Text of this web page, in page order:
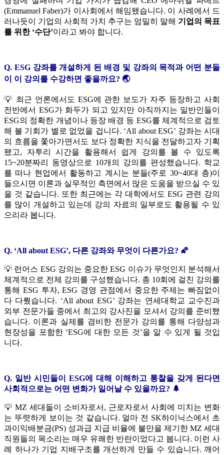
(Emmanuel Faber)가 이사회에서 해임됐습니다. 이 사례에서 드
러나듯이 기업의 사회적 가치 추구는 엄밀히 말해 기업의 목표
를 위한 ‘수단’이라고 봐야 합니다.
Q. ESG 강좌를 개설하게 된 배경 및 강좌의 목적과 어떤 분들
이 이 강의를 수강하면 좋을까요? 🌏
💡 최근 언론에서도 ESG에 관한 보도가 자주 등장하고 사회
전반에서 ESG가 화두가 되고 있지만 아직까지는 일반인들이
ESG의 정확한 개념이나 등장 배경 등 ESG를 체계적으로 검토
해 볼 기회가 별로 없었을 겁니다. ‘All about ESG’ 강좌는 시대
의 흐름을 쫓아가면서도 보다 정확한 지식을 전달하고자 기획
됐고, 자투리 시간을 활용해서 쉽게 강의를 볼 수 있도록
15~20분짜리 동영상으로 10개의 강의를 편성했습니다. 학교
를 떠나 현업에서 활동하고 계시는 분들(주로 30~40대 층)이
들으시면 이론과 실무적인 측면에서 많은 도움을 받으실 수 있
을 것 같습니다. 또한 최근에는 각 대학에서도 ESG 관련 강의
를 많이 개설하고 있는데 강의 자료의 일부로도 활용될 수 있
으리라 봅니다.
Q. ‘All about ESG’, 다른 강좌와 무엇이 다른가요? 🌠
💡 런어스 ESG 강의는 중요한 ESG 이슈가 무엇인지 분석해서
체계적으로 전체 강의를 구성했습니다. 총 10회에 걸친 강의를
통해 ESG 투자, ESG 경영 관점에서 중요한 주제는 빠짐없이
다 다뤘습니다. ‘All about ESG’ 강좌는 연세대학교 교수진과
외부 전문가들 중에서 최고의 강사진을 모셔서 강의를 준비했
습니다. 이론과 실제를 겸비한 전문가 강의를 통해 다양성과
현장성을 포함한 ‘ESG에 대한 모든 것’을 알 수 있게 될 것입
니다.
Q. 일반 시민들이 ESG에 대해 이해하고 통찰을 갖게 된다면
사회적으로는 어떤 변화가 일어날 수 있을까요? 🌲
💡 MZ 세대들이 소비자로서, 근로자로서 사회에 미치는 변화
는 뚜렷하게 보이는 것 같습니다. 얼마 전 SK하이닉스에서 초
과이익배분금(PS) 성과급 지급 비율에 불만을 제기한 MZ 세대
직원들의 목소리는 매우 유쾌한 반란이었다고 봅니다. 이런 사
례 하나가 기업 지배구조를 개선하게 만들 수 있습니다. 깨어